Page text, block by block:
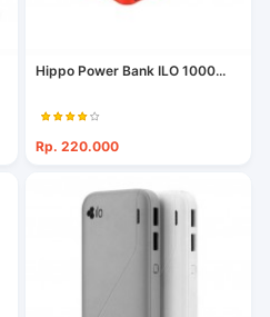
Hippo Power Bank ILO 1000...
Rp. 220.000